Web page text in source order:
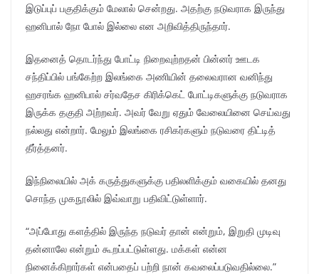
இடுப்புப் பகுதிக்கும் மேலால் சென்றது. அதற்கு நடுவராக இருந்து
ஹனிபால் நோ போல் இல்லை என அறிவித்திருந்தார்.
இதனைத் தொடர்ந்து போட்டி நிறைவுற்றதன் பின்னர் ஊடக
சந்திப்பில் பங்கேற்ற இலங்கை அணியின் தலைவரான வனிந்து
ஹசரங்க ஹனிபால் சர்வதேச கிரிக்கெட் போட்டிகளுக்கு நடுவராக
இருக்க தகுதி அற்றவர். அவர் வேறு ஏதும் வேலையினை செய்வது
நல்லது என்றார். மேலும் இலங்கை ரசிகர்களும் நடுவரை திட்டித்
தீர்த்தனர்.
இந்நிலையில் அக் கருத்துகளுக்கு பதிலளிக்கும் வகையில் தனது
சொந்த முகநூலில் இவ்வாறு பதிவிட்டுள்ளார்.
“அப்போது களத்தில் இருந்த நடுவர் தான் என்றும், இறுதி முடிவு
தன்னாலே என்றும் கூறப்பட்டுள்ளது. மக்கள் என்ன
நினைக்கிறார்கள் என்பதைப் பற்றி நான் கவலைப்படுவதில்லை.”